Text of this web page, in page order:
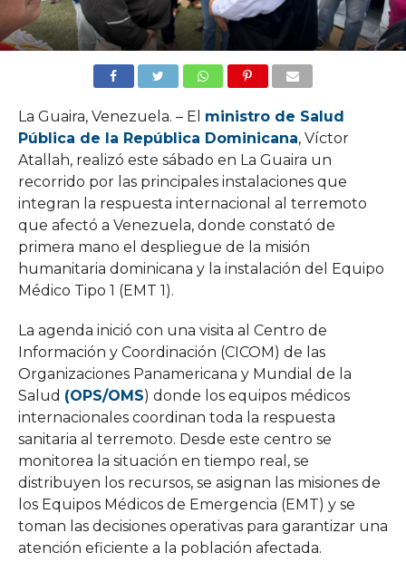
La Guaira, Venezuela. – El ministro de Salud
Pública de la República Dominicana, Víctor
Atallah, realizó este sábado en La Guaira un
recorrido por las principales instalaciones que
integran la respuesta internacional al terremoto
que afectó a Venezuela, donde constató de
primera mano el despliegue de la misión
humanitaria dominicana y la instalación del Equipo
Médico Tipo 1 (EMT 1).
La agenda inició con una visita al Centro de
Información y Coordinación (CICOM) de las
Organizaciones Panamericana y Mundial de la
Salud (OPS/OMS) donde los equipos médicos
internacionales coordinan toda la respuesta
sanitaria al terremoto. Desde este centro se
monitorea la situación en tiempo real, se
distribuyen los recursos, se asignan las misiones de
los Equipos Médicos de Emergencia (EMT) y se
toman las decisiones operativas para garantizar una
atención eficiente a la población afectada.